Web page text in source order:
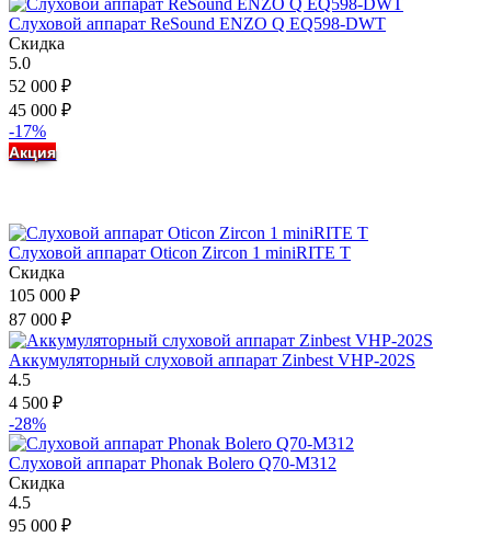
Слуховой аппарат ReSound ENZO Q EQ598-DWT
Скидка
5.0
52 000 ₽
45 000 ₽
-17%
Акция
Слуховой аппарат Oticon Zircon 1 miniRITE T
Скидка
105 000 ₽
87 000 ₽
Аккумуляторный слуховой аппарат Zinbest VHP-202S
4.5
4 500 ₽
-28%
Слуховой аппарат Phonak Bolero Q70-M312
Скидка
4.5
95 000 ₽